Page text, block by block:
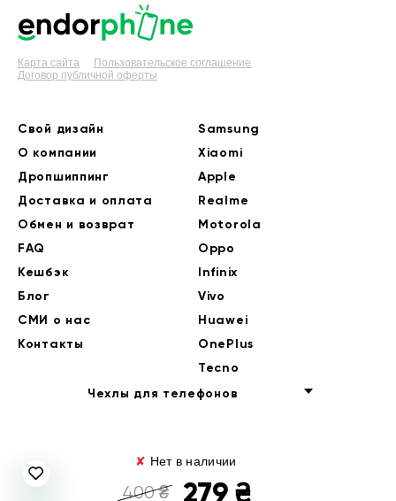
✘ Нет в наличии
400₴ 279 ₴
Карта сайта
Пользовательское соглашение
Договор публичной оферты
Свой дизайн
О компании
Дропшиппинг
Доставка и оплата
Обмен и возврат
FAQ
Кешбэк
Блог
СМИ о нас
Контакты
Samsung
Xiaomi
Apple
Realme
Motorola
Oppo
Infinix
Vivo
Huawei
OnePlus
Tecno
Чехлы для телефонов